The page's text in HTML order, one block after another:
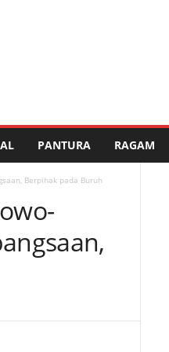
PANTURA RAGAM
Berpihak pada Buruh